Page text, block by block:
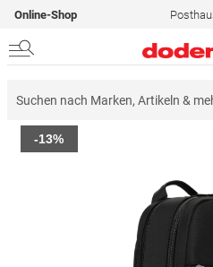
Online-Shop
Zum
Ende
-13%